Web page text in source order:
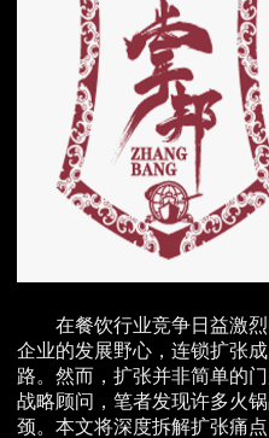
在餐饮行业竞争日益激
企业的发展野心，连锁扩张
路。然而，扩张并非简单的
战略顾问，笔者发现许多火
颈。本文将深度拆解扩张痛